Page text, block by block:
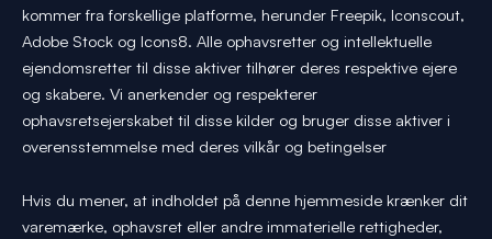
kommer fra forskellige platforme, herunder Freepik, Iconscout,
Adobe Stock og Icons8. Alle ophavsretter og intellektuelle
ejendomsretter til disse aktiver tilhører deres respektive ejere
og skabere. Vi anerkender og respekterer
ophavsretsejerskabet til disse kilder og bruger disse aktiver i
overensstemmelse med deres vilkår og betingelser
Hvis du mener, at indholdet på denne hjemmeside krænker dit
varemærke, ophavsret eller andre immaterielle rettigheder,